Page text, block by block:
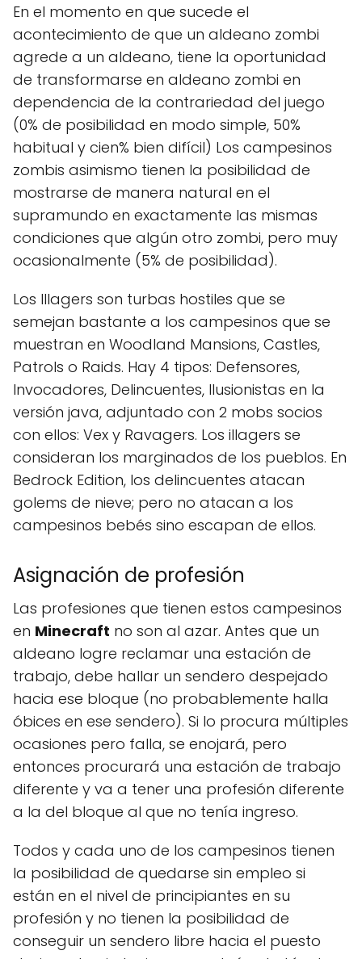
En el momento en que sucede el
acontecimiento de que un aldeano zombi
agrede a un aldeano, tiene la oportunidad
de transformarse en aldeano zombi en
dependencia de la contrariedad del juego
(0% de posibilidad en modo simple, 50%
habitual y cien% bien difícil) Los campesinos
zombis asimismo tienen la posibilidad de
mostrarse de manera natural en el
supramundo en exactamente las mismas
condiciones que algún otro zombi, pero muy
ocasionalmente (5% de posibilidad).
Los Illagers son turbas hostiles que se
semejan bastante a los campesinos que se
muestran en Woodland Mansions, Castles,
Patrols o Raids. Hay 4 tipos: Defensores,
Invocadores, Delincuentes, Ilusionistas en la
versión java, adjuntado con 2 mobs socios
con ellos: Vex y Ravagers. Los illagers se
consideran los marginados de los pueblos. En
Bedrock Edition, los delincuentes atacan
golems de nieve; pero no atacan a los
campesinos bebés sino escapan de ellos.
Asignación de profesión
Las profesiones que tienen estos campesinos
en Minecraft no son al azar. Antes que un
aldeano logre reclamar una estación de
trabajo, debe hallar un sendero despejado
hacia ese bloque (no probablemente halla
óbices en ese sendero). Si lo procura múltiples
ocasiones pero falla, se enojará, pero
entonces procurará una estación de trabajo
diferente y va a tener una profesión diferente
a la del bloque al que no tenía ingreso.
Todos y cada uno de los campesinos tienen
la posibilidad de quedarse sin empleo si
están en el nivel de principiantes en su
profesión y no tienen la posibilidad de
conseguir un sendero libre hacia el puesto